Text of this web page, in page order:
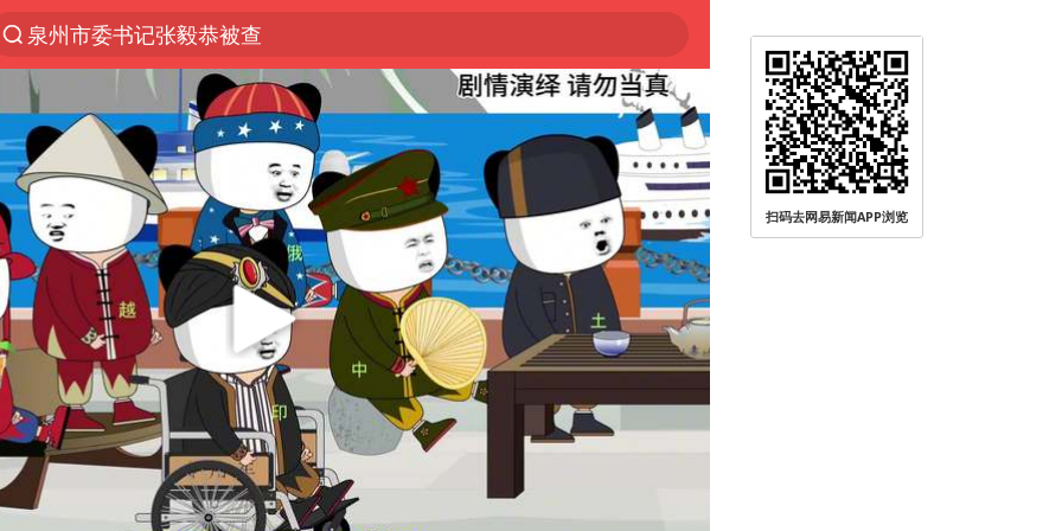
秘鲁和墨西哥宣布恢复外交关系
“电影+”如何激发千亿级消费新活力？
台风白海豚已进入24小时警戒线
沙特土耳其巴基斯坦签署共同防务协议
美股存储板块集体大跌
中医教你一招提升气血
上海：台风白海豚或将带来龙卷风
四川宜宾地震网友称睡觉被摇醒
百花奖开幕式
老中医：立秋后养心是关键
中国女篮70-67险胜尼日利亚女篮
扫码去网易新闻APP浏览